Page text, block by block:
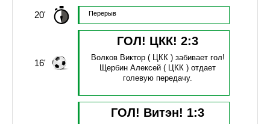
20' Перерыв
16'
ГОЛ! ЦКК!2:3
Волков Виктор( ЦКК ) забивает гол!
Щербин Алексей ( ЦКК )отдает
голевую передачу.
ГОЛ! Витэн! 1:3